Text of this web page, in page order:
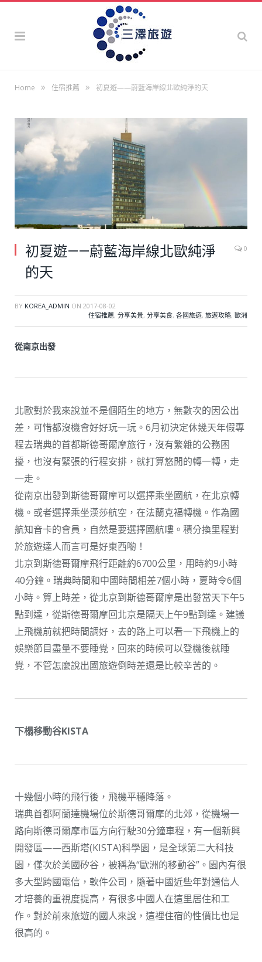
Home » 住宿推薦 » 初夏遊——蔚藍海岸線北歐純淨的天
初夏遊——蔚藍海岸線北歐純淨
的天
0
BY KOREA_ADMIN ON 2017-08-02
住宿推薦, 分享美景, 分享美食, 各國旅遊, 旅遊攻略, 歐洲
從南京出發
北歐對於我來說並不是個陌生的地方，無數次的因公出
差，可惜都沒機會好好玩一玩。6月初決定休幾天年假專
程去瑞典的首都斯德哥爾摩旅行，沒有繁雜的公務困
擾，也沒有緊張的行程安排，就打算悠閒的轉一轉，走
一走。
從南京出發到斯德哥爾摩可以選擇乘坐國航，在北京轉
機。或者選擇乘坐漢莎航空，在法蘭克福轉機。作為國
航知音卡的會員，自然是要選擇國航嘍。積分換里程對
於旅遊達人而言可是好東西喲！
北京到斯德哥爾摩飛行距離約6700公里，用時約9小時
40分鐘。瑞典時間和中國時間相差7個小時，夏時令6個
小時。算上時差，從北京到斯德哥爾摩是出發當天下午5
點到達，從斯德哥爾摩回北京是隔天上午9點到達。建議
上飛機前就把時間調好，去的路上可以看一下飛機上的
娛樂節目盡量不要睡覺，回來的時候可以登機後就睡
覺，不管怎麼說出國旅遊倒時差還是比較辛苦的。
下榻移動谷KISTA
十幾個小時的飛行後，飛機平穩降落。
瑞典首都阿蘭達機場位於斯德哥爾摩的北郊，從機場一
路向斯德哥爾摩市區方向行駛30分鐘車程，有一個新興
開發區——西斯塔(KISTA)科學園，是全球第二大科技
園，僅次於美國矽谷，被稱為“歐洲的移動谷”。園內有很
多大型跨國電信，軟件公司，隨著中國近些年對通信人
才培養的重視度提高，有很多中國人在這里居住和工
作。對於前來旅遊的國人來說，這裡住宿的性價比也是
很高的。